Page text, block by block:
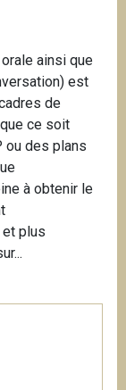
ainsi que
est
de
ce soit
ou des plans
à obtenir le
et plus